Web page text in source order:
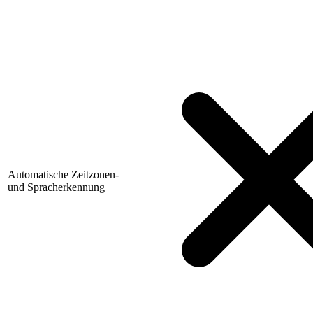
Automatische Zeitzonen-
und Spracherkennung